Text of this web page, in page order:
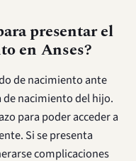
presentar el
en Anses?
de nacimiento ante
de nacimiento del hijo.
para poder acceder a
Si se presenta
complicaciones